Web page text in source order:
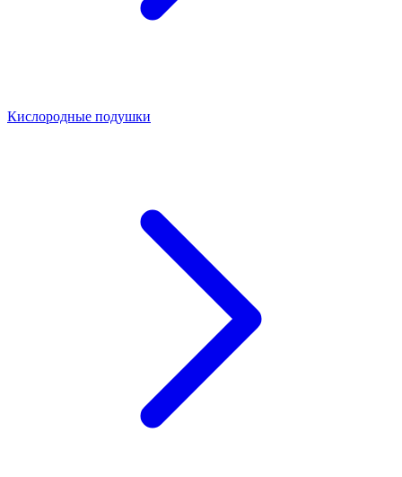
Кислородные подушки